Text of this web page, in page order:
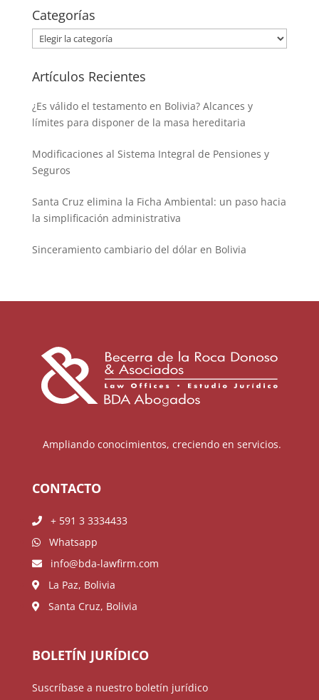
Categorías
Categorías
Artículos Recientes
¿Es válido el testamento en Bolivia? Alcances y
límites para disponer de la masa hereditaria
Modificaciones al Sistema Integral de Pensiones y
Seguros
Santa Cruz elimina la Ficha Ambiental: un paso hacia
la simplificación administrativa
Sinceramiento cambiario del dólar en Bolivia
Ampliando conocimientos, creciendo en servicios.
CONTACTO
+ 591 3 3334433
Whatsapp
info@bda-lawfirm.com
La Paz, Bolivia
Santa Cruz, Bolivia
BOLETÍN JURÍDICO
Suscríbase a nuestro boletín jurídico